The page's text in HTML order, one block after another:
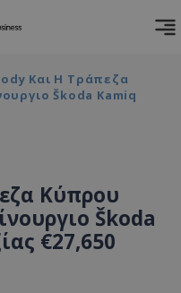
Και Η Τράπεζα
Škoda Kamiq
Κύπρου
Škoda
€27,650